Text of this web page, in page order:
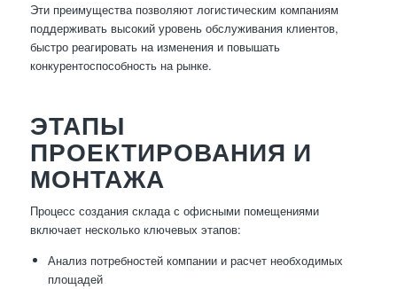
Эти преимущества позволяют логистическим компаниям
поддерживать высокий уровень обслуживания клиентов,
быстро реагировать на изменения и повышать
конкурентоспособность на рынке.
ЭТАПЫ
ПРОЕКТИРОВАНИЯ И
МОНТАЖА
Процесс создания склада с офисными помещениями
включает несколько ключевых этапов:
Анализ потребностей компании и расчет необходимых
площадей